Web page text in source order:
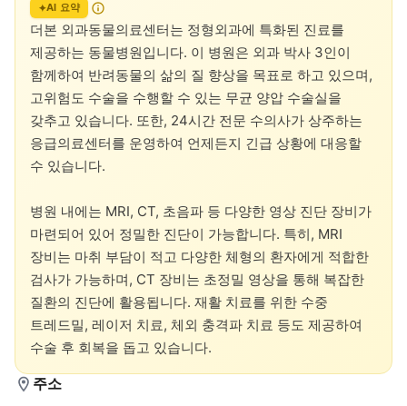
AI 요약
더본 외과동물의료센터는 정형외과에 특화된 진료를
제공하는 동물병원입니다. 이 병원은 외과 박사 3인이
함께하여 반려동물의 삶의 질 향상을 목표로 하고 있으며,
고위험도 수술을 수행할 수 있는 무균 양압 수술실을
갖추고 있습니다. 또한, 24시간 전문 수의사가 상주하는
응급의료센터를 운영하여 언제든지 긴급 상황에 대응할
수 있습니다.
병원 내에는 MRI, CT, 초음파 등 다양한 영상 진단 장비가
마련되어 있어 정밀한 진단이 가능합니다. 특히, MRI
장비는 마취 부담이 적고 다양한 체형의 환자에게 적합한
검사가 가능하며, CT 장비는 초정밀 영상을 통해 복잡한
질환의 진단에 활용됩니다. 재활 치료를 위한 수중
트레드밀, 레이저 치료, 체외 충격파 치료 등도 제공하여
수술 후 회복을 돕고 있습니다.
주소